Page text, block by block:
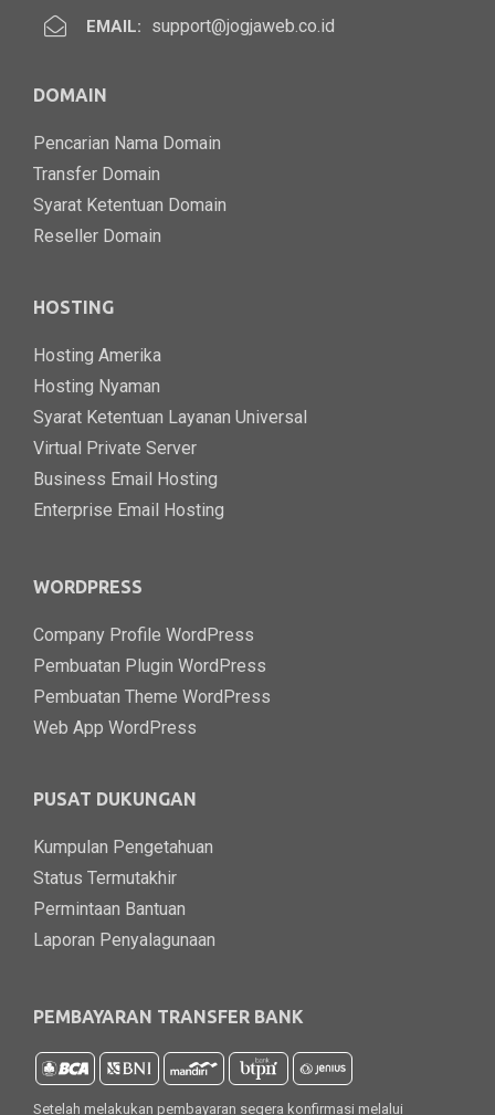
EMAIL: support@jogjaweb.co.id
DOMAIN
Pencarian Nama Domain
Transfer Domain
Syarat Ketentuan Domain
Reseller Domain
HOSTING
Hosting Amerika
Hosting Nyaman
Syarat Ketentuan Layanan Universal
Virtual Private Server
Business Email Hosting
Enterprise Email Hosting
WORDPRESS
Company Profile WordPress
Pembuatan Plugin WordPress
Pembuatan Theme WordPress
Web App WordPress
PUSAT DUKUNGAN
Kumpulan Pengetahuan
Status Termutakhir
Permintaan Bantuan
Laporan Penyalagunaan
PEMBAYARAN TRANSFER BANK
Setelah melakukan pembayaran segera konfirmasi melalui